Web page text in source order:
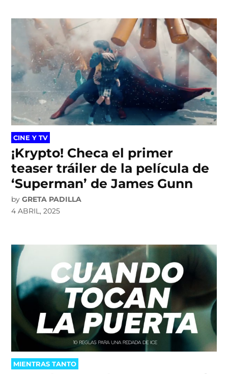
POSTED
IN
CINE Y TV
¡Krypto! Checa el primer
teaser tráiler de la película de
‘Superman’ de James Gunn
by GRETA PADILLA
4 ABRIL, 2025
POSTED
IN
MIENTRAS TANTO